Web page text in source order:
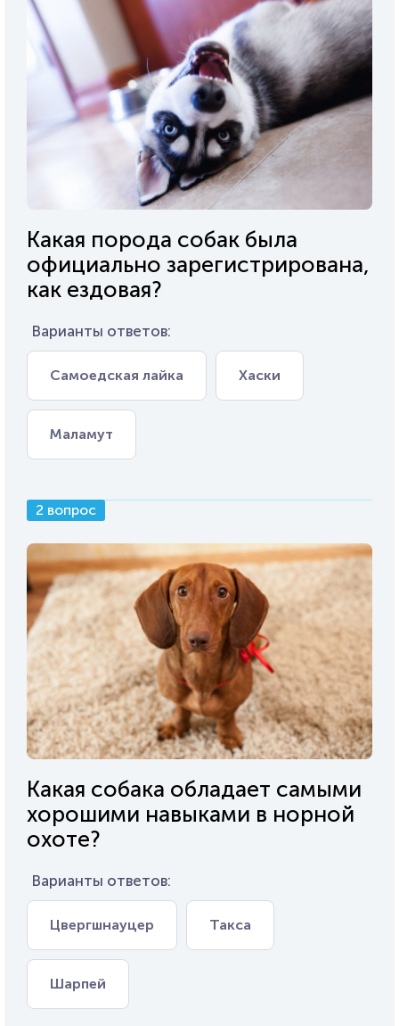
Какая порода собак была
официально зарегистрирована,
как ездовая?
Варианты ответов:
Самоедская лайка Хаски
Маламут
2 вопрос
Какая собака обладает самыми
хорошими навыками в норной
охоте?
Варианты ответов:
Цвергшнауцер Такса
Шарпей